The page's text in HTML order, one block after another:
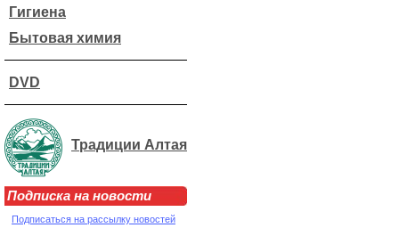
Гигиена
Бытовая химия
DVD
Традиции Алтая
Подписка на новости
Подписаться на рассылку новостей